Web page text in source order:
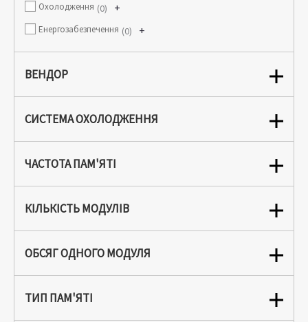
Охолодження +
0
Енергозабезпечення +
0
ВЕНДОР
СИСТЕМА ОХОЛОДЖЕННЯ
ЧАСТОТА ПАМ'ЯТІ
КІЛЬКІСТЬ МОДУЛІВ
ОБСЯГ ОДНОГО МОДУЛЯ
ТИП ПАМ'ЯТІ